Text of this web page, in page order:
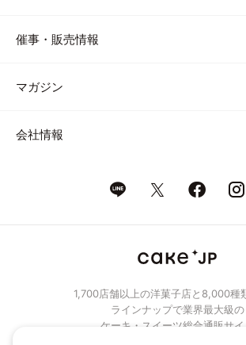
催事・販売情報
マガジン
会社情報
1,700店舗以上の洋菓子店と8,000種
ラインナップで業界最大級の
ケーキ・スイーツ総合通販サイ